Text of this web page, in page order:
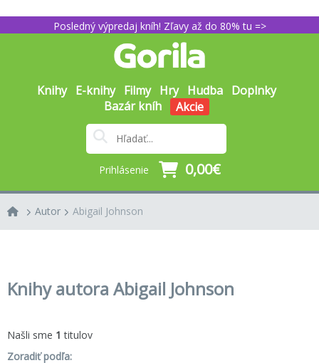
Posledný výpredaj kníh! Zľavy až do 80% tu =>
Knihy E-knihy Filmy Hry Hudba Doplnky
Bazár kníh
Akcie
Prihlásenie 0,00€
Autor Abigail Johnson
Knihy autora Abigail Johnson
Našli sme 1 titulov
Zoradiť podľa: